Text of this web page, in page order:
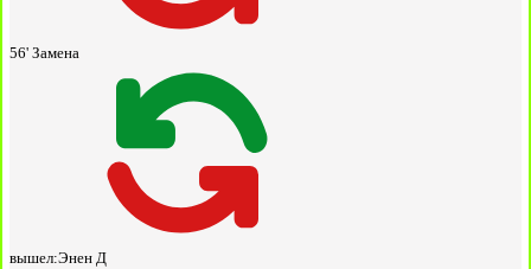
56' Замена
вышел:Энен Д